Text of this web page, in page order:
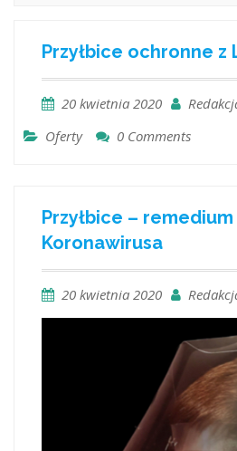
Przyłbice ochronne z
20 kwietnia 2020
Oferty
0 Comments
Przyłbice –
Koronawirusa
20 kwietnia 2020